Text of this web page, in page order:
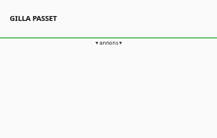
GILLA PASSET
annons